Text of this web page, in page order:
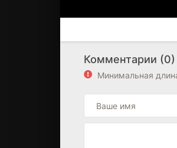
Комментарии (0)
Минимальная